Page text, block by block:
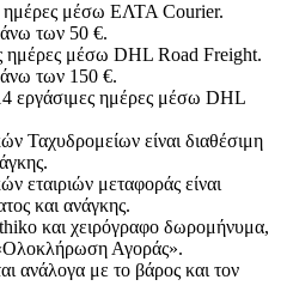
ημέρες μέσω ΕΛΤΑ Courier.
άνω των 50 €.
ημέρες μέσω DHL Road Freight.
άνω των 150 €.
εργάσιμες ημέρες μέσω DHL
Ταχυδρομείων είναι διαθέσιμη
εταιριών μεταφοράς είναι
και ανάγκης.
και χειρόγραφo δωρομήνυμα,
Αγοράς».
ανάλογα με το βάρος και τον